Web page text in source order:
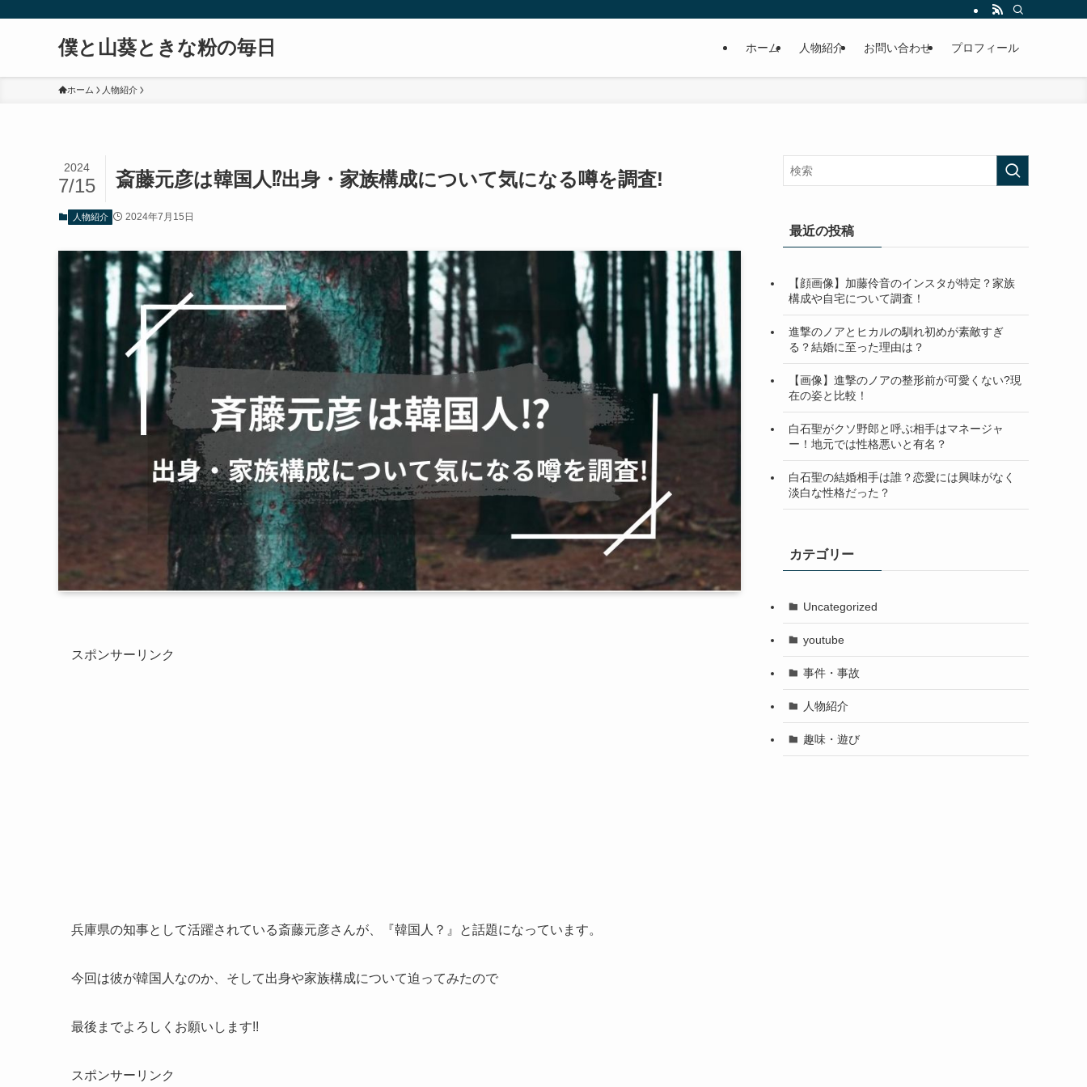
僕と山葵ときな粉の毎日 ホーム 人物紹介 お問い合わせ プロフィール
ホーム 人物紹介
斎藤元彦は韓国人⁉出身・家族構成について気になる噂を調査!
2024
7/15
人物紹介 2024年7月15日
スポンサーリンク
兵庫県の知事として活躍されている斎藤元彦さんが、『韓国人？』と話題になっています。
今回は彼が韓国人なのか、そして出身や家族構成について迫ってみたので
最後までよろしくお願いします!!
スポンサーリンク
最近の投稿
【顔画像】加藤伶音のインスタが特定？家族
構成や自宅について調査！
進撃のノアとヒカルの馴れ初めが素敵すぎ
る？結婚に至った理由は？
【画像】進撃のノアの整形前が可愛くない?現
在の姿と比較！
白石聖がクソ野郎と呼ぶ相手はマネージャ
ー！地元では性格悪いと有名？
白石聖の結婚相手は誰？恋愛には興味がなく
淡白な性格だった？
カテゴリー
Uncategorized
youtube
事件・事故
人物紹介
趣味・遊び